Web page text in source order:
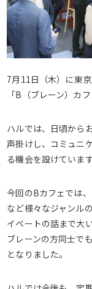
7月11日（木）に東
「B（ブレーン）カ
ハルでは、日頃から
声掛けし、コミュニ
る機会を設けています
今回のBカフェでは
など様々なジャンル
イベートの話まで大
ブレーンの方同士で
となりました。